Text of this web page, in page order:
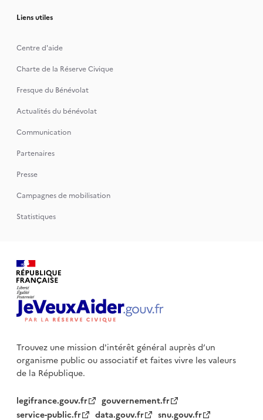
Liens utiles
Centre d'aide
Charte de la Réserve Civique
Fresque du Bénévolat
Actualités du bénévolat
Communication
Partenaires
Presse
Campagnes de mobilisation
Statistiques
Trouvez une mission d'intérêt général auprès d’un
organisme publicou associatif et faites vivre les valeurs
de la République.
legifrance.gouv.fr
gouvernement.fr
service-public.fr
data.gouv.fr snu.gouv.fr